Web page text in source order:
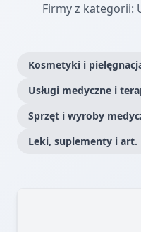
Firmy z kategorii:
Kosmetyki i
Usługi medyczne i
Sprzęt i wyroby
Leki, suplementy i